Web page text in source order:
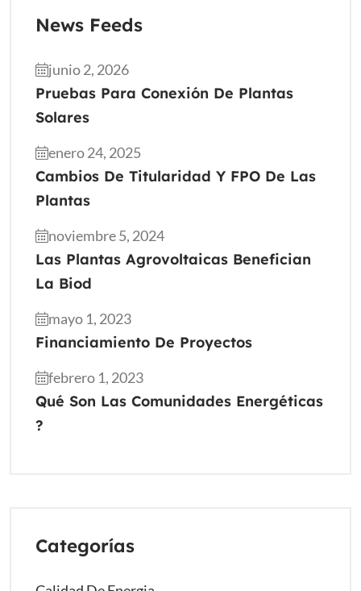
News Feeds
junio 2, 2026
Pruebas Para Conexión De Plantas
Solares
enero 24, 2025
Cambios De Titularidad Y FPO De Las
Plantas
noviembre 5, 2024
Las Plantas Agrovoltaicas Benefician
La Biod
mayo 1, 2023
Financiamiento De Proyectos
febrero 1, 2023
Qué Son Las Comunidades Energéticas
?
Categorías